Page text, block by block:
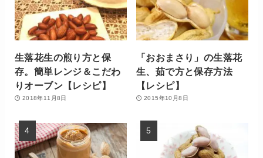
生落花生の煎り方と保
存。簡単レンジ＆こだわ
りオーブン【レシピ】
2018年11月8日
「おおまさり」の生落花
生、茹で方と保存方法
【レシピ】
2015年10月8日